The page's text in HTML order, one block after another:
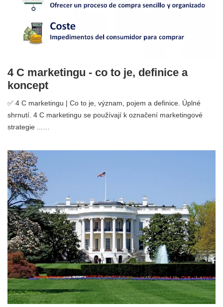
4 C marketingu - co to je, definice a
koncept
✅ 4 C marketingu | Co to je, význam, pojem a definice. Úplné
shrnutí. 4 C marketingu se používají k označení marketingové
strategie ...…